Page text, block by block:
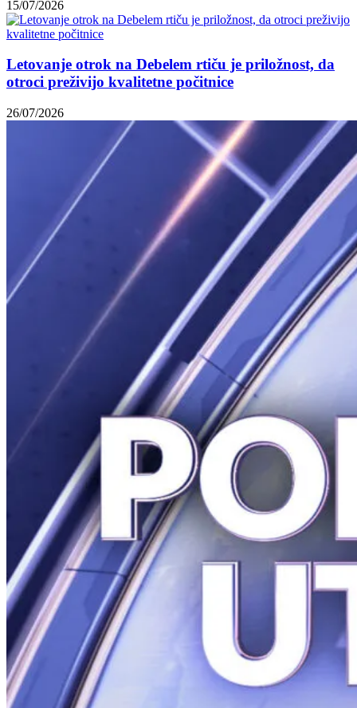
15/07/2026
Letovanje otrok na Debelem rtiču je priložnost, da
otroci preživijo kvalitetne počitnice
26/07/2026